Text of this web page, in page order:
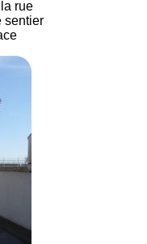
rue
sentier